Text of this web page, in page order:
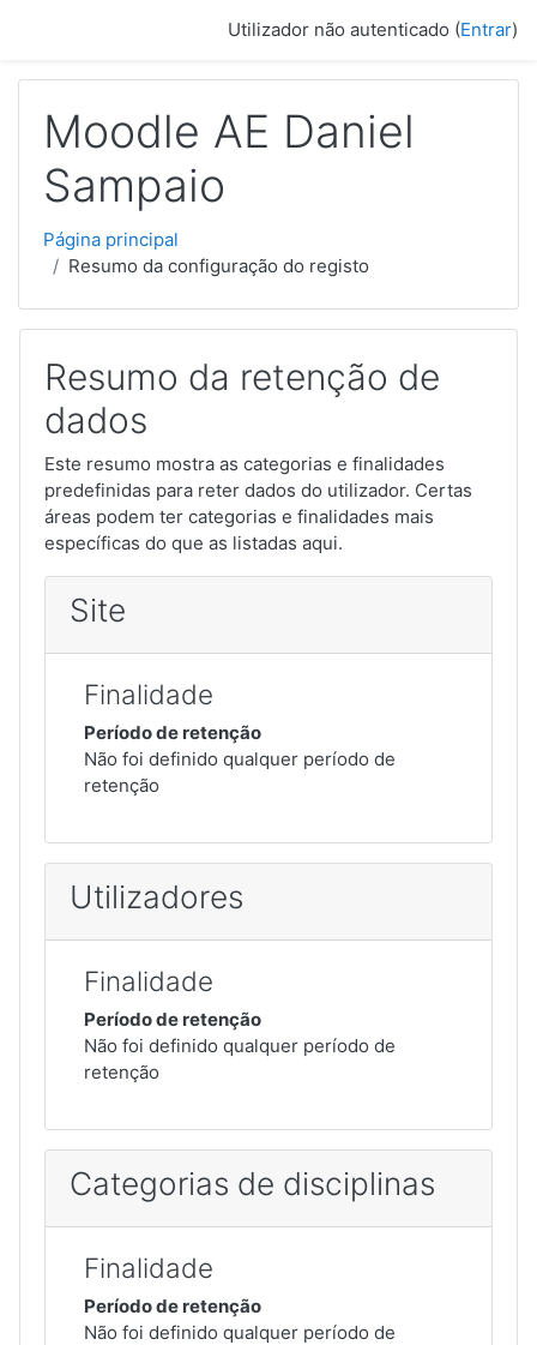
Utilizador não autenticado (Entrar)
Moodle AE Daniel
Sampaio
Página principal
Resumo da configuração do registo
Resumo da retenção de
dados
Este resumo mostra as categorias e finalidades
predefinidas para reter dados do utilizador. Certas
áreas podem ter categorias e finalidades mais
específicas do que as listadas aqui.
Site
Finalidade
Período de retenção
Não foi definido qualquer período de
retenção
Utilizadores
Finalidade
Período de retenção
Não foi definido qualquer período de
retenção
Categorias de disciplinas
Finalidade
Período de retenção
Não foi definido qualquer período de